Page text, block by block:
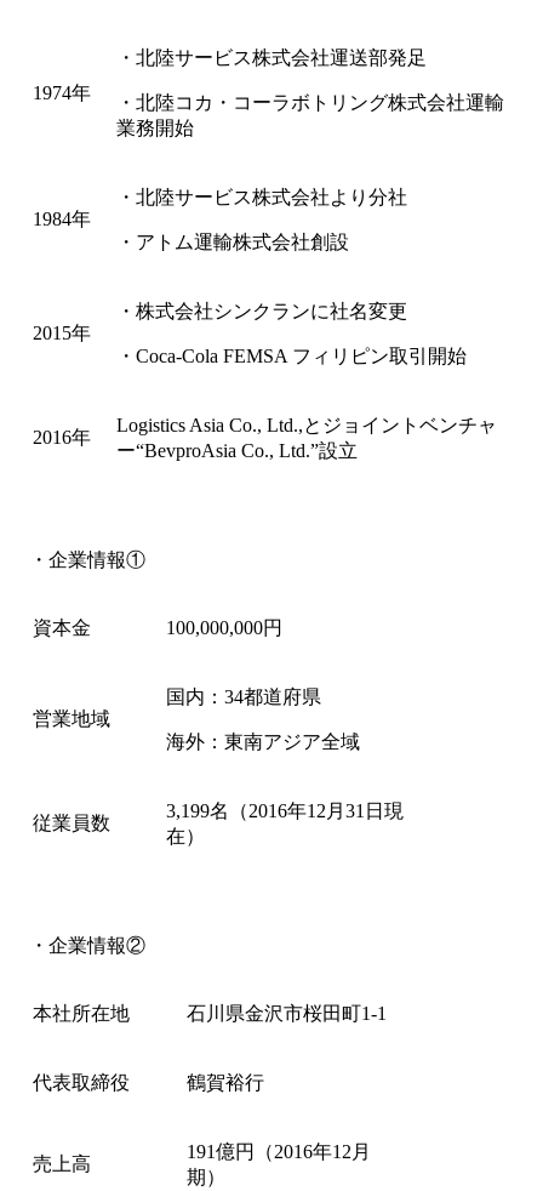
1974年
・北陸サービス株式会社運送部発足
・北陸コカ・コーラボトリング株式会社運輸
業務開始
1984年
・北陸サービス株式会社より分社
・アトム運輸株式会社創設
2015年
・株式会社シンクランに社名変更
・Coca-Cola FEMSA フィリピン取引開始
2016年
Logistics Asia Co., Ltd.,とジョイントベンチャ
ー“BevproAsia Co., Ltd.”設立
・企業情報①
資本金 100,000,000円
営業地域
国内：34都道府県
海外：東南アジア全域
従業員数
3,199名（2016年12月31日現
在）
・企業情報②
本社所在地 石川県金沢市桜田町1-1
代表取締役 鶴賀裕行
売上高
191億円（2016年12月
期）